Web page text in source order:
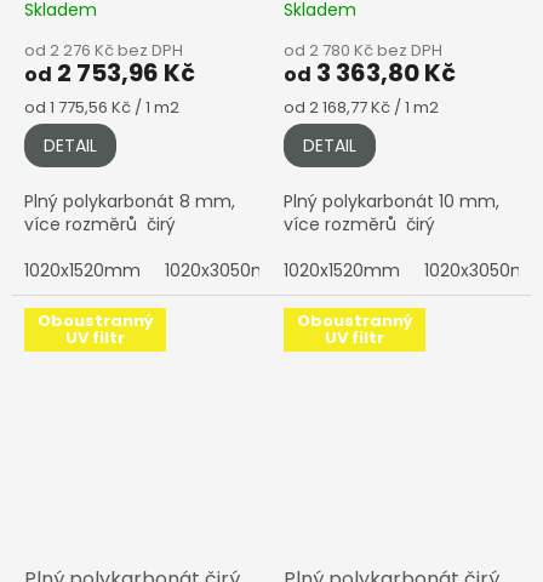
Skladem
od 2 276 Kč bez DPH
od 2 753,96 Kč
Měrná
cena:
od 1 775,56 Kč / 1 m2
DETAIL
Plný polykarbonát 8 mm,
více rozměrů čirý
1020x1520mm
1020x3050mm 2050x1010mm
Skladem
od 2 780 Kč bez DPH
od 3 363,80 Kč
Měrná
cena:
od 2 168,77 Kč / 1 m2
DETAIL
Plný polykarbonát 10 mm,
více rozměrů čirý
1020x1520mm
Oboustranný
UV filtr
Oboustranný
UV filtr